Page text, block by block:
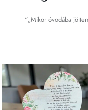
“„Mikor óvodába